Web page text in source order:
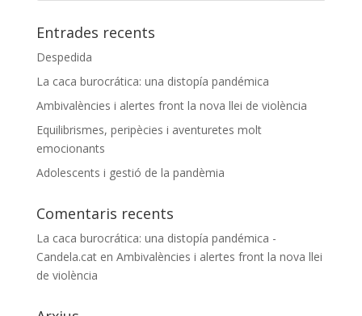
Entrades recents
Despedida
La caca burocrática: una distopía pandémica
Ambivalències i alertes front la nova llei de violència
Equilibrismes, peripècies i aventuretes molt
emocionants
Adolescents i gestió de la pandèmia
Comentaris recents
La caca burocrática: una distopía pandémica -
Candela.caten Ambivalències i alertes front la nova llei
de violència